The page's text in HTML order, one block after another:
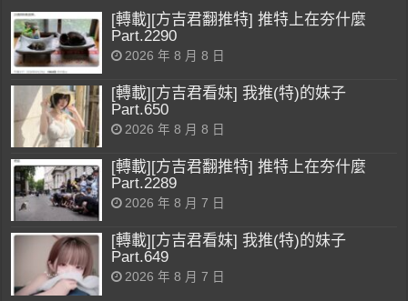
[轉載][方吉君翻推特] 推特上在夯什麼
Part.2290
2026 年 8 月 8 日
[轉載][方吉君看妹] 我推(特)的妹子
Part.650
2026 年 8 月 8 日
[轉載][方吉君翻推特] 推特上在夯什麼
Part.2289
2026 年 8 月 7 日
[轉載][方吉君看妹] 我推(特)的妹子
Part.649
2026 年 8 月 7 日